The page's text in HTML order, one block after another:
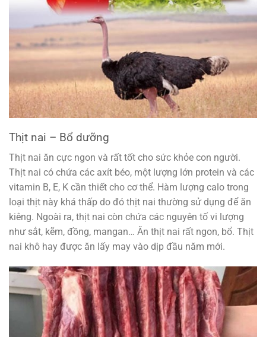
Thịt nai – Bổ dưỡng
Thịt nai ăn cực ngon và rất tốt cho sức khỏe con người.
Thịt nai có chứa các axít béo, một lượng lớn protein và các
vitamin B, E, K cần thiết cho cơ thể. Hàm lượng calo trong
loại thịt này khá thấp do đó thịt nai thường sử dụng để ăn
kiêng. Ngoài ra, thịt nai còn chứa các nguyên tố vi lượng
như sắt, kẽm, đồng, mangan… Ăn thịt nai rất ngon, bổ. Thịt
nai khô hay được ăn lấy may vào dịp đầu năm mới.